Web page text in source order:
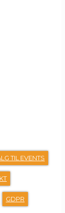
TIL EVENTS
GDPR